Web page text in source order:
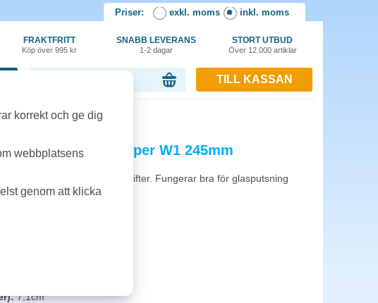
Priser: exkl. moms inkl. moms
FRAKTFRITT
Köp över 995 kr
SNABB LEVERANS
1-2 dagar
STORT UTBUD
Över 12.000 artiklar
TILL KASSAN
Avtorkningspapper W1 245mm
för lättare avtorkningsuppgifter. Fungerar bra för glasputsning
med livsmedel.
7,1cm
korrekt och ge dig
webbplatsens
genom att klicka